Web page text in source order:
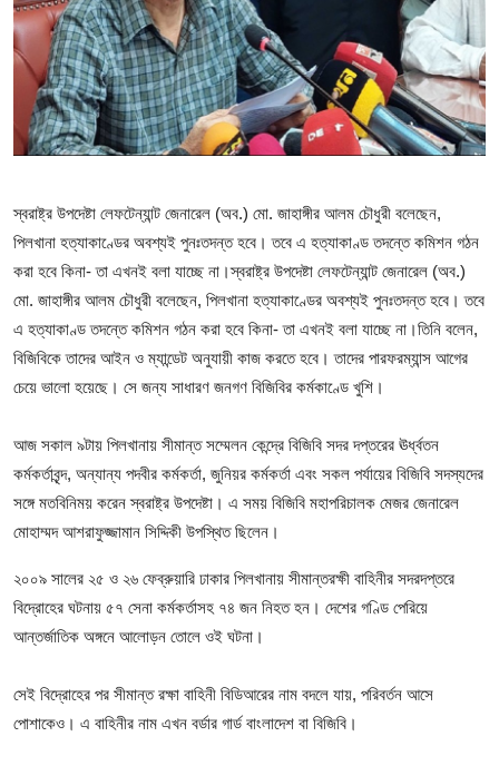
স্বরাষ্ট্র উপদেষ্টা লেফটেন্যান্ট জেনারেল (অব.) মো. জাহাঙ্গীর আলম চৌধুরী বলেছেন,
পিলখানা হত্যাকাণ্ডের অবশ্যই পুনঃতদন্ত হবে। তবে এ হত্যাকাণ্ড তদন্তে কমিশন গঠন
করা হবে কিনা- তা এখনই বলা যাচ্ছে না।স্বরাষ্ট্র উপদেষ্টা লেফটেন্যান্ট জেনারেল (অব.)
মো. জাহাঙ্গীর আলম চৌধুরী বলেছেন, পিলখানা হত্যাকাণ্ডের অবশ্যই পুনঃতদন্ত হবে। তবে
এ হত্যাকাণ্ড তদন্তে কমিশন গঠন করা হবে কিনা- তা এখনই বলা যাচ্ছে না।তিনি বলেন,
বিজিবিকে তাদের আইন ও ম্যান্ডেট অনুযায়ী কাজ করতে হবে। তাদের পারফরম্যান্স আগের
চেয়ে ভালো হয়েছে। সে জন্য সাধারণ জনগণ বিজিবির কর্মকাণ্ডে খুশি।
আজ সকাল ৯টায় পিলখানায় সীমান্ত সম্মেলন কেন্দ্রে বিজিবি সদর দপ্তরের ঊর্ধ্বতন
কর্মকর্তাবৃন্দ, অন্যান্য পদবীর কর্মকর্তা, জুনিয়র কর্মকর্তা এবং সকল পর্যায়ের বিজিবি সদস্যদের
সঙ্গে মতবিনিময় করেন স্বরাষ্ট্র উপদেষ্টা। এ সময় বিজিবি মহাপরিচালক মেজর জেনারেল
মোহাম্মদ আশরাফুজ্জামান সিদ্দিকী উপস্থিত ছিলেন।
২০০৯ সালের ২৫ ও ২৬ ফেব্রুয়ারি ঢাকার পিলখানায় সীমান্তরক্ষী বাহিনীর সদরদপ্তরে
বিদ্রোহের ঘটনায় ৫৭ সেনা কর্মকর্তাসহ ৭৪ জন নিহত হন। দেশের গণ্ডি পেরিয়ে
আন্তর্জাতিক অঙ্গনে আলোড়ন তোলে ওই ঘটনা।
সেই বিদ্রোহের পর সীমান্ত রক্ষা বাহিনী বিডিআরের নাম বদলে যায়, পরিবর্তন আসে
পোশাকেও। এ বাহিনীর নাম এখন বর্ডার গার্ড বাংলাদেশ বা বিজিবি।